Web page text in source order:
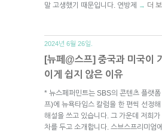
말 고생했기 때문입니다. 연방제
→ 더 보
2024년 6월 26일.
[뉴페@스프] 중국과 미국이
이게 쉽지 않은 이유
* 뉴스페퍼민트는 SBS의 콘텐츠 플랫
프)에 뉴욕타임스 칼럼을 한 편씩 선정
해설을 쓰고 있습니다. 그 가운데 저희가
차를 두고 소개합니다. 스브스프리미엄